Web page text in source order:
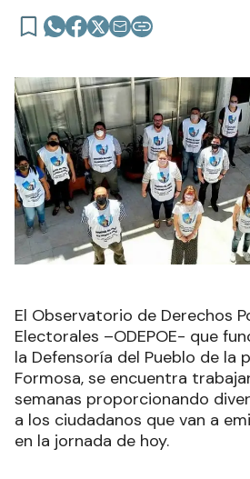
El Observatorio de Derechos
Electorales –ODEPOE- que
la Defensoría del Pueblo de la
Formosa, se encuentra
semanas proporcionando
a los ciudadanos que van a
en la jornada de hoy.